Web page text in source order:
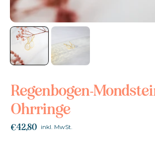
Regenbogen-
Ohrringe
€42,80 inkl. MwSt.